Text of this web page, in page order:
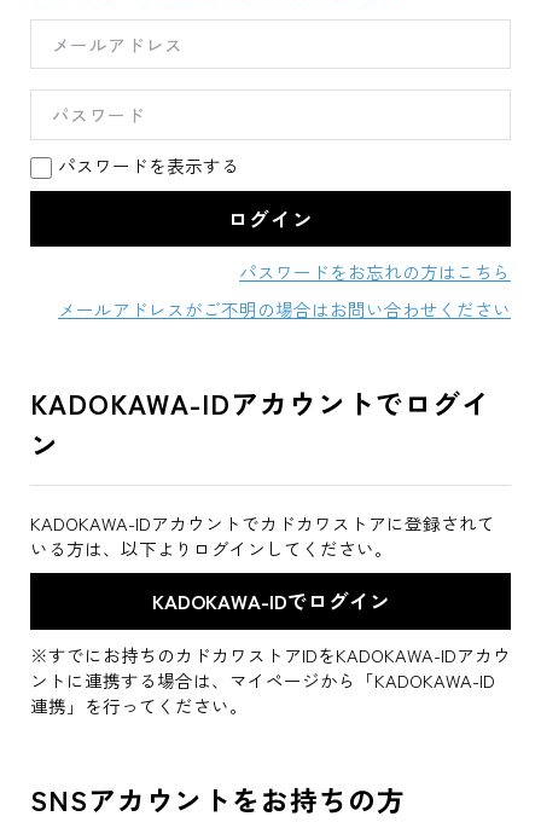
パスワードを表示する
パスワードをお忘れの方はこちら
メールアドレスがご不明の場合はお問い合わせください
KADOKAWA-IDアカウントでログイ
ン
KADOKAWA-IDアカウントでカドカワストアに登録されて
いる方は、以下よりログインしてください。
※すでにお持ちのカドカワストアIDをKADOKAWA-IDアカウ
ントに連携する場合は、マイページから「KADOKAWA-ID
連携」を行ってください。
SNSアカウントをお持ちの方